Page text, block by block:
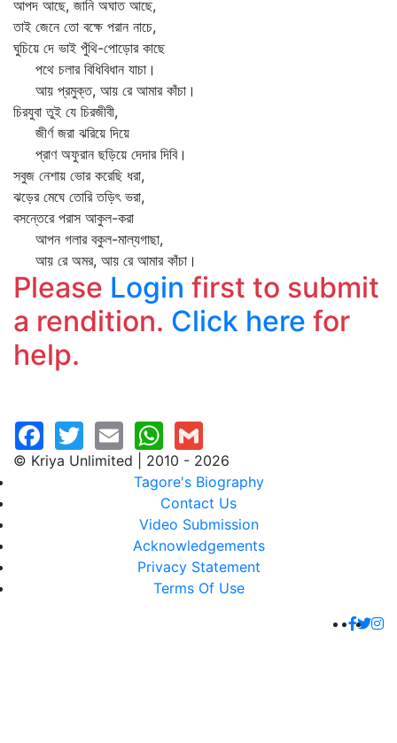
আপদ আছে, জানি অঘাত আছে,
তাই জেনে তো বক্ষে পরান নাচে,
ঘুচিয়ে দে ভাই পুঁথি-পোড়োর কাছে
পথে চলার বিধিবিধান যাচা।
আয় প্রমুক্ত, আয় রে আমার কাঁচা।
চিরযুবা তুই যে চিরজীবী,
জীর্ণ জরা ঝরিয়ে দিয়ে
প্রাণ অফুরান ছড়িয়ে দেদার দিবি।
সবুজ নেশায় ভোর করেছি ধরা,
ঝড়ের মেঘে তোরি তড়িৎ ভরা,
বসন্তেরে পরাস আকুল-করা
আপন গলার বকুল-মাল্যগাছা,
আয় রে অমর, আয় রে আমার কাঁচা।
Please Login first to submit
a rendition. Click here for
help.
© Kriya Unlimited | 2010 - 2026
Tagore's Biography
Contact Us
Video Submission
Acknowledgements
Privacy Statement
Terms Of Use